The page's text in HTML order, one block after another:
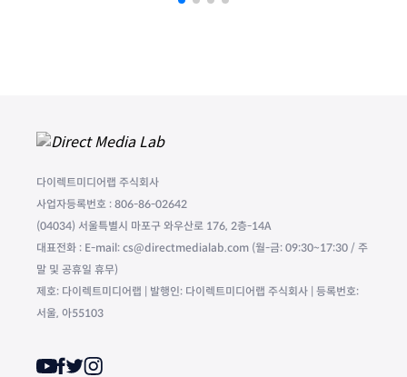
다이렉트미디어랩 주식회사
사업자등록번호 : 806-86-02642
(04034) 서울특별시 마포구 와우산로 176, 2층-14A
대표전화 : E-mail: cs@directmedialab.com (월-금: 09:30~17:30 / 주
말 및 공휴일 휴무)
제호: 다이렉트미디어랩 | 발행인: 다이렉트미디어랩 주식회사 | 등록번호:
서울, 아55103